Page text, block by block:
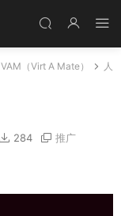
VAM（Virt A Mate）
人
284 推广